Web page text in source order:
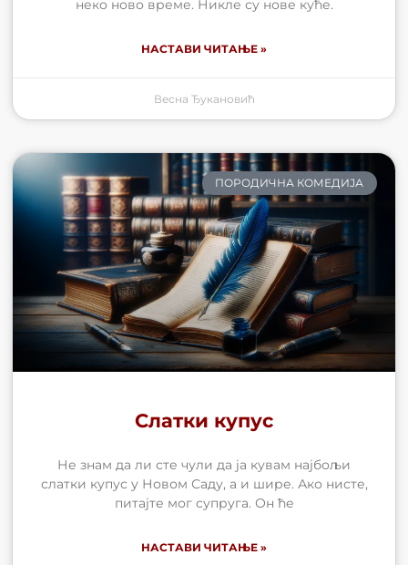
неко ново време. Никле су нове куће.
НАСТАВИ ЧИТАЊЕ »
Весна Ђукановић
ПОРОДИЧНА КОМЕДИЈА
Слатки купус
Не знам да ли сте чули да ја кувам најбољи
слатки купус у Новом Саду, а и шире. Ако нисте,
питајте мог супруга. Он ће
НАСТАВИ ЧИТАЊЕ »